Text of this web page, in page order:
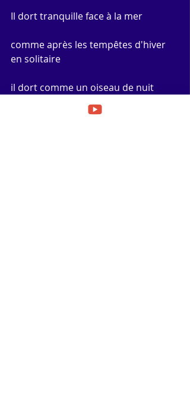
Il dort tranquille face à la mer
comme après les tempêtes d'hiver
en solitaire
il dort comme un oiseau de nuit
où quelques silhouettes